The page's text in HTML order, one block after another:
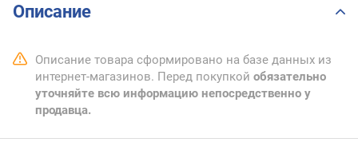
Описание
Описание товара сформировано на базе данных из
интернет-магазинов. Перед покупкой обязательно
уточняйте всю информацию непосредственно у
продавца.